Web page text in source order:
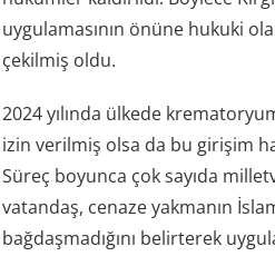
uygulamasının önüne hukuki
çekilmiş oldu.
2024 yılında ülkede
izin verilmiş olsa da bu girişim
Süreç boyunca çok sayıda
vatandaş, cenaze yakmanın
bağdaşmadığını belirterek